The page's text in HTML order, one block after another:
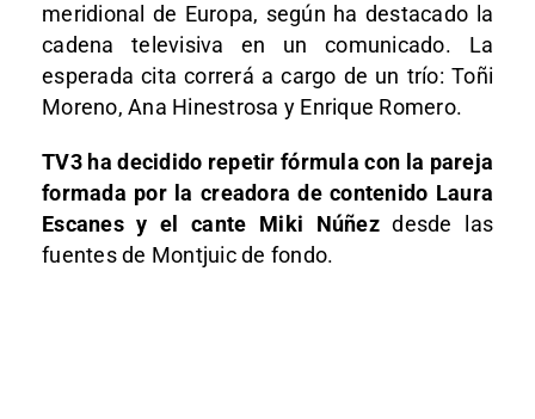
meridional de Europa, según ha destacado la
cadena televisiva en un comunicado. La
esperada cita correrá a cargo de un trío: Toñi
Moreno, Ana Hinestrosa y Enrique Romero.
TV3 ha decidido repetir fórmula con la pareja
formada por la creadora de contenido Laura
Escanes y el cante Miki Núñezdesde las
fuentes de Montjuic de fondo.